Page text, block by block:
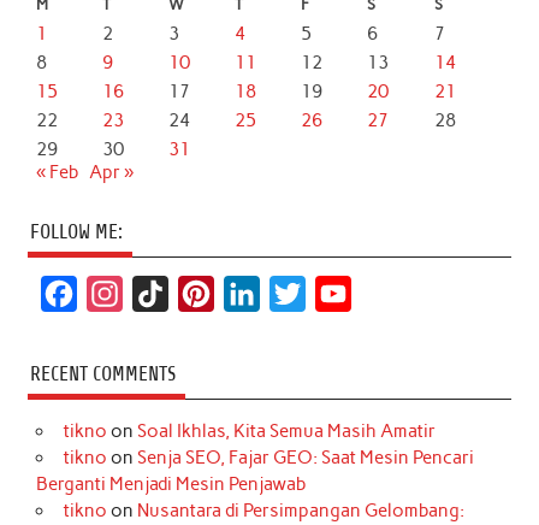
M T W T F S S
1 2 3 4 5 6
7
8
9 10 11 12 13
14
15
16 17 18 19 20
21
22
23 24 25 26 27
28
29
30
31
« Feb Apr »
FOLLOW ME:
c
e
b
o
s
t
a
r
k
T
o
k
t
e
r
e
k
e
d
I
t
t
r
T
u
e
RECENT COMMENTS
tikno on Soal Ikhlas, Kita Semua Masih Amatir
tikno on Senja SEO, Fajar GEO: Saat Mesin Pencari
Berganti Menjadi Mesin Penjawab
tikno on Nusantara di Persimpangan Gelombang: